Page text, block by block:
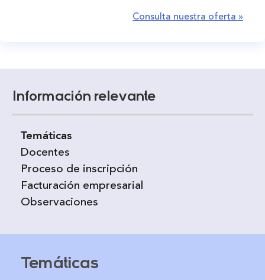
Consulta nuestra oferta »
Información relevante
Temáticas
Docentes
Proceso de inscripción
Facturación empresarial
Observaciones
Temáticas